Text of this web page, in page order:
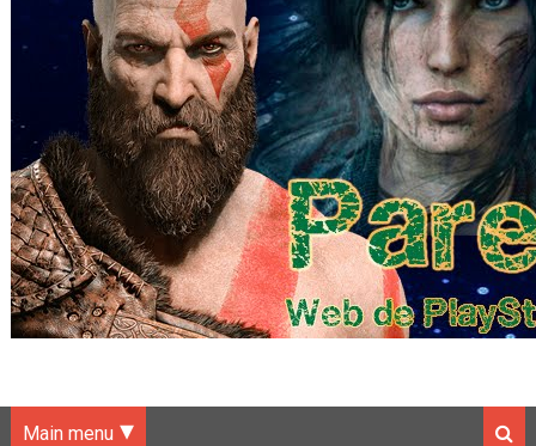
Main menu